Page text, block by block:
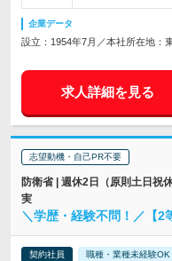
企業データ
設立：1954年7月／本社所在地：
求人詳細を見る
志望動機・自己PR不要
防衛省 | 週休2日（原則土日祝
実
＼学歴・経験不問！／【2
契約社員 職種・業種未経験OK